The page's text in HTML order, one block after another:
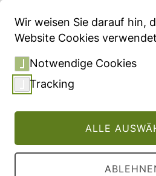
Menü
Assessment of
diabetic
expectations to
their first
management
application
Wir weisen Sie darauf hin,
Website Cookies
Notwendige Cookies
Tracking
ALLE